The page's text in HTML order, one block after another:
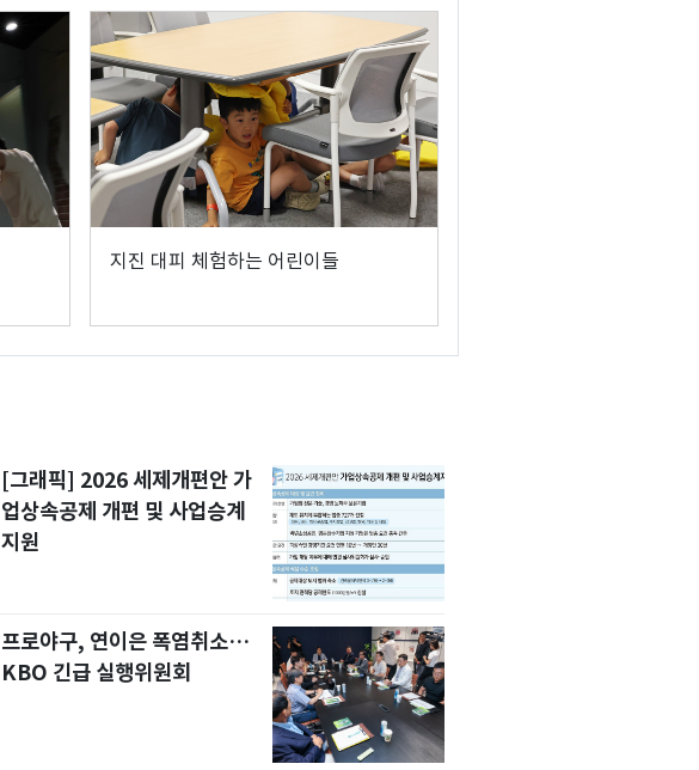
지진 대피 체험하는 어린이들
[그래픽] 2026 세제개편안 가
업상속공제 개편 및 사업승계
지원
프로야구, 연이은 폭염취소…
KBO 긴급 실행위원회